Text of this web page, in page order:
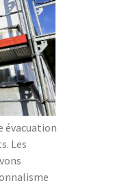
évacuation
Les